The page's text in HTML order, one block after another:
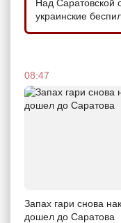
Над Саратовской
украинские
08:47
Запах гари снова
дошел до Саратова